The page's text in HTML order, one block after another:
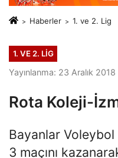
Haberler 1. ve 2. Lig
1. VE 2. LIG
Yayınlanma: 23 Aralık
Rota Koleji-
Bayanlar Voleybol
3 maçını